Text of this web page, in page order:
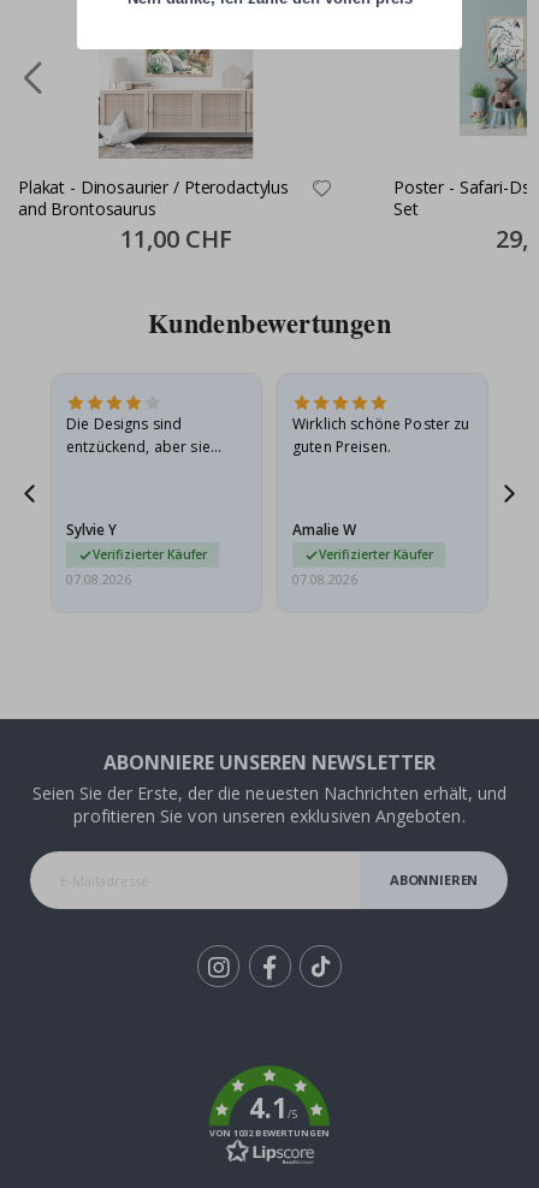
Plakat - Dinosaurier / Pterodactylus
and Brontosaurus
Special
Price
11,00 CHF
Poster - Safari-
Set
Price
Kundenbewertungen
Die Designs sind
entzückend, aber sie
sie…
Sylvie Y
Verifizierter Käufer
07.08.2026
Wirklich schöne Poster zu
guten Preisen.
Amalie W
Verifizierter Käufer
07.08.2026
ABONNIERE UNSEREN NEWSLETTER
Seien Sie der Erste, der die neuesten Nachrichten erhält, und
profitieren Sie von unseren exklusiven Angeboten.
ABONNIEREN
4.1/5
VON 1032 BEWERTUNGEN